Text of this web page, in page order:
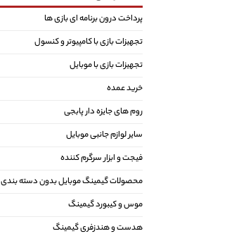
پرداخت درون برنامه ای بازی ها
تجهیزات بازی با کامپیوتر و کنسول
تجهیزات بازی با موبایل
خرید عمده
روم های جایزه دار پابجی
سایر لوازم جانبی موبایل
فیجت و ابزار سرگرم کننده
محصولات گیمینگ موبایل بدون دسته بندی
موس و کیبورد گیمینگ
هدست و هندزفری گیمینگ